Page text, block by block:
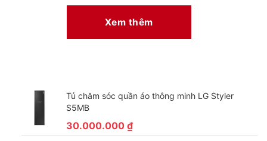
Xem thêm
Tủ chăm sóc quần áo thông minh LG Styler
S5MB
30.000.000 ₫